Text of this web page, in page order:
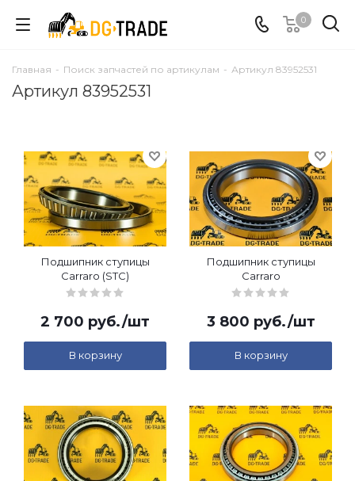
0
Главная - Поиск запчастей по артикулам - Артикул 83952531
Артикул 83952531
Подшипник ступицы
Carraro (STC)
2 700 руб./шт
В корзину
Подшипник ступицы
Carraro
3 800 руб./шт
В корзину